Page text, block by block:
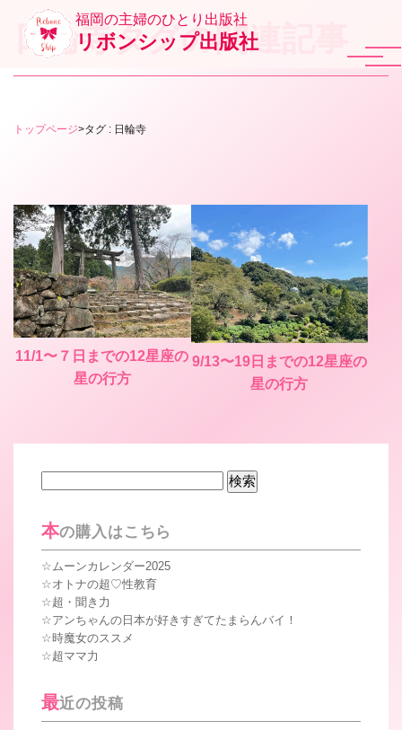
福岡の主婦のひとり出版社
リボンシップ出版社
日輪寺タグの関連記事
トップページ>タグ : 日輪寺
11/1〜７日までの12星座の
星の行方
9/13〜19日までの12星座の
星の行方
本の購入はこちら
ムーンカレンダー2025
オトナの超♡性教育
超・聞き力
アンちゃんの日本が好きすぎてたまらんバイ！
時魔女のススメ
超ママ力
最近の投稿